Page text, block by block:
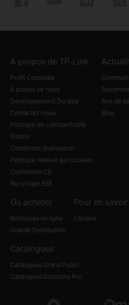
A propos de TP-Link
Profil Corporate
A propos de nous
Développement Durable
Contactez-nous
Politique de confidentialité
Emploi
Conditions d'utilisation
Politique relative aux cookies
Conformité CE
Recyclage EEE
Avis de
Blog
Où acheter
Boutiques en ligne
Grande Distribution
Pour en
Librairie
Catalogues
Catalogues Grand Public
Catalogues Solutions Pro